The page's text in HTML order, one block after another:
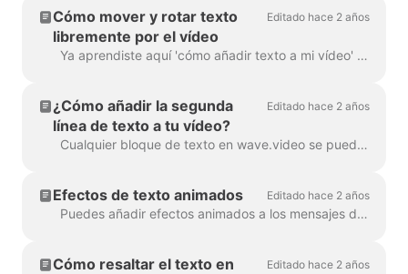
Cómo mover y rotar texto
libremente por el vídeo
Editado hace 2 años
Ya aprendiste aquí 'cómo añadir texto a mi vídeo' . Aquí hablaremos sobre cómo mover dos o más bloques de texto alrededor del vídeo en Wave.video ...
¿Cómo añadir la segunda
línea de texto a tu vídeo?
Editado hace 2 años
Cualquier bloque de texto en wave.video se puede dividir en varias líneas con diferente tamaño, color y decoraciones. Para añadir una línea, selecciona tu texto. Si estás ...
Efectos de texto animados Editado hace 2 años
Puedes añadir efectos animados a los mensajes de texto de tu vídeo para hacerlos más atractivos y llamativos. Una vez que hayas añadido texto a tu vídeo, ...
Cómo resaltar el texto en
Editado hace 2 años